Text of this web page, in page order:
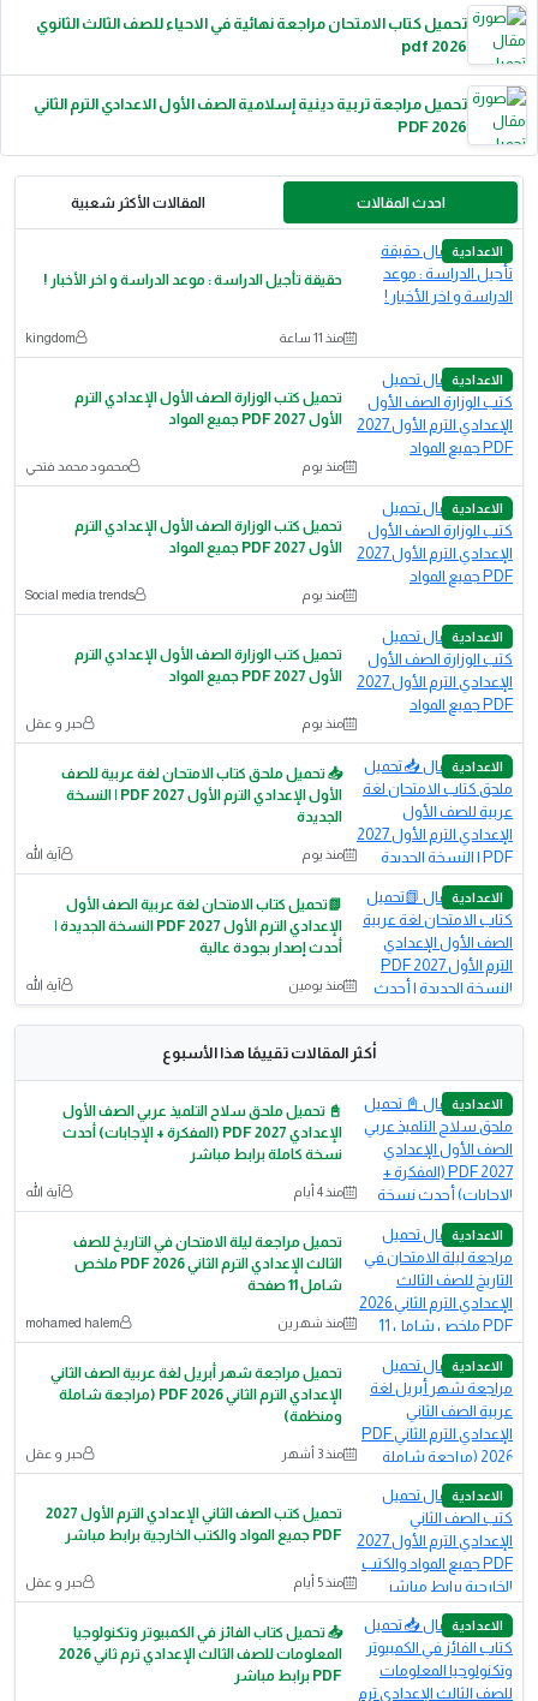
تحميل كتاب الامتحان مراجعة نهائية في الاحياء للصف الثالث الثانوي
pdf 2026
تحميل مراجعة تربية دينية إسلامية الصف الأول الاعدادي الترم الثاني
2026 PDF
احدث المقالات المقالات الأكثر شعبية
الاعدادية
حقيقة تأجيل الدراسة : موعد الدراسة و اخر الأخبار !
منذ 11 ساعة kingdom
الاعدادية
تحميل كتب الوزارة الصف الأول الإعدادي الترم
الأول 2027 PDF جميع المواد
منذ يوم محمود محمد فتحي
الاعدادية
تحميل كتب الوزارة الصف الأول الإعدادي الترم
الأول 2027 PDF جميع المواد
منذ يوم Social media trends
الاعدادية
تحميل كتب الوزارة الصف الأول الإعدادي الترم
الأول 2027 PDF جميع المواد
منذ يوم حبر و عقل
الاعدادية
📥 تحميل ملحق كتاب الامتحان لغة عربية للصف
الأول الإعدادي الترم الأول 2027 PDF | النسخة
الجديدة
منذ يوم آية الله
الاعدادية
📗تحميل كتاب الامتحان لغة عربية الصف الأول
الإعدادي الترم الأول 2027 PDF النسخة الجديدة |
أحدث إصدار بجودة عالية
منذ يومين آية الله
أكثر المقالات تقييمًا هذا الأسبوع
الاعدادية
📓 تحميل ملحق سلاح التلميذ عربي الصف الأول
الإعدادي 2027 PDF (المفكرة + الإجابات) أحدث
نسخة كاملة برابط مباشر
منذ 4 أيام آية الله
الاعدادية
تحميل مراجعة ليلة الامتحان في التاريخ للصف
الثالث الإعدادي الترم الثاني 2026 PDF ملخص
شامل 11 صفحة
منذ شهرين mohamed halem
الاعدادية
تحميل مراجعة شهر أبريل لغة عربية الصف الثاني
الإعدادي الترم الثاني PDF 2026 (مراجعة شاملة
ومنظمة)
منذ 3 أشهر حبر و عقل
الاعدادية
تحميل كتب الصف الثاني الإعدادي الترم الأول 2027
PDF جميع المواد والكتب الخارجية برابط مباشر
منذ 5 أيام حبر و عقل
الاعدادية
📥 تحميل كتاب الفائز في الكمبيوتر وتكنولوجيا
المعلومات للصف الثالث الإعدادي ترم ثاني 2026
PDF برابط مباشر